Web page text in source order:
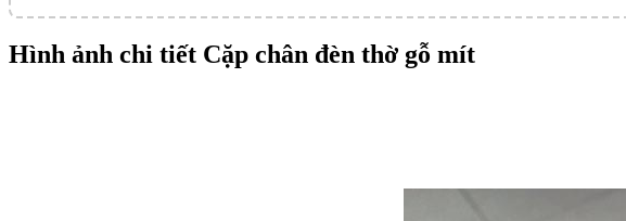
Hình ảnh chi tiết Cặp chân đèn thờ gỗ mít